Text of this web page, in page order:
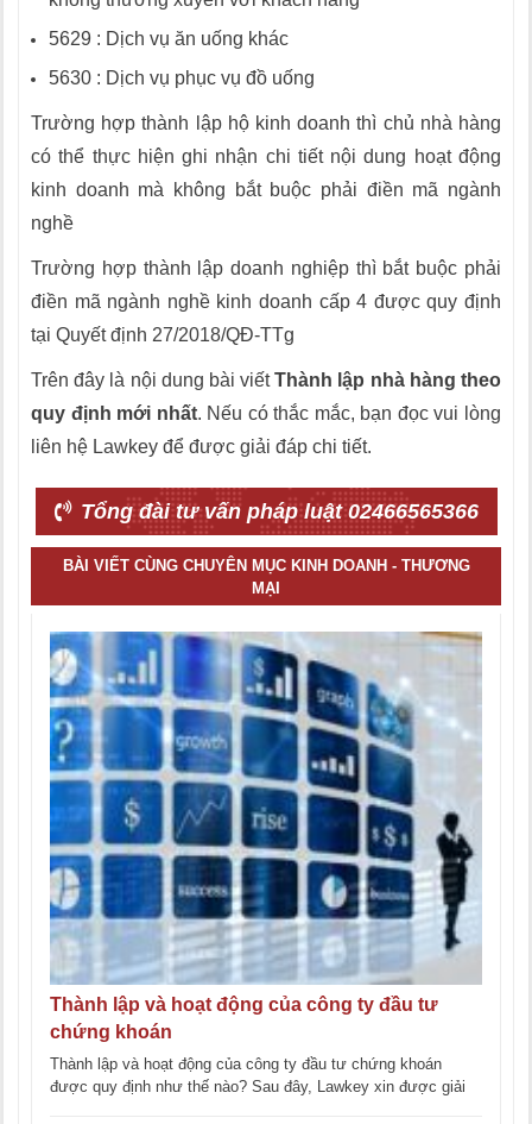
5629 : Dịch vụ ăn uống khác
5630 : Dịch vụ phục vụ đồ uống
Trường hợp thành lập hộ kinh doanh thì chủ nhà hàng
có thể thực hiện ghi nhận chi tiết nội dung hoạt động
kinh doanh mà không bắt buộc phải điền mã ngành
nghề
Trường hợp thành lập doanh nghiệp thì bắt buộc phải
điền mã ngành nghề kinh doanh cấp 4 được quy định
tại Quyết định 27/2018/QĐ-TTg
Trên đây là nội dung bài viếtThành lập nhà hàng theo
quy định mới nhất. Nếu có thắc mắc, bạn đọc vui lòng
liên hệ Lawkey để được giải đáp chi tiết.
Tổng đài tư vấn pháp luật 02466565366
BÀI VIẾT CÙNG CHUYÊN MỤC KINH DOANH - THƯƠNG
MẠI
Thành lập và hoạt động của công ty đầu tư
chứng khoán
Thành lập và hoạt động của công ty đầu tư chứng khoán
được quy định như thế nào? Sau đây, Lawkey xin được giải